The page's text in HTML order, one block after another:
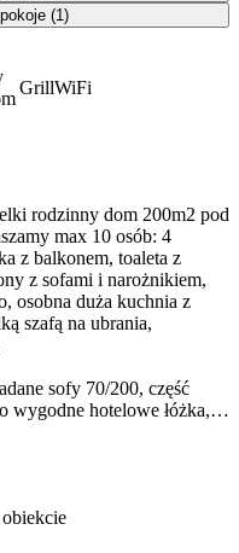
GrillWiFi
rodzinny dom 200m2 pod
max 10 osób: 4
z balkonem, toaleta z
z sofami i narożnikiem,
duża kuchnia z
szafą na ubrania,
sofy 70/200, część
wygodne hotelowe łóżka,
w salonie. W pokojach
włoska, toster,
(1)